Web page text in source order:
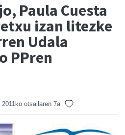
Paula Cuesta
izan litezke
Udala
PPren
2011ko otsailaren 7a